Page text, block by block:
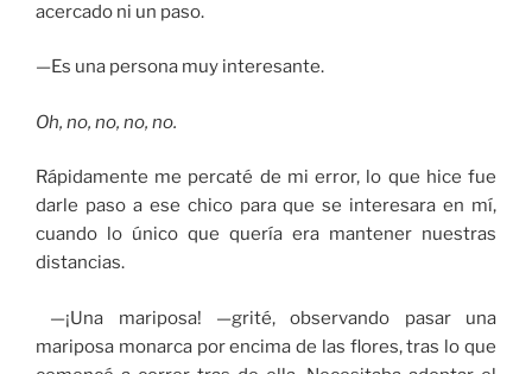
acercado ni un paso.
—Es una persona muy interesante.
Oh, no, no, no, no.
Rápidamente me percaté de mi error, lo que hice fue
darle paso a ese chico para que se interesara en mí,
cuando lo único que quería era mantener nuestras
distancias.
—¡Una mariposa! —grité, observando pasar una
mariposa monarca por encima de las flores, tras lo que